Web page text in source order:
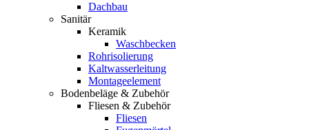
Dachbau
Sanitär
Keramik
Waschbecken
Rohrisolierung
Kaltwasserleitung
Montageelement
Bodenbeläge & Zubehör
Fliesen & Zubehör
Fliesen